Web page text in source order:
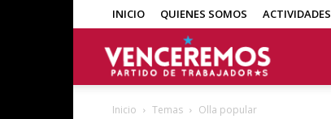
INICIO QUIENES SOMOS ACTIVIDADES
Inicio Temas Olla popular